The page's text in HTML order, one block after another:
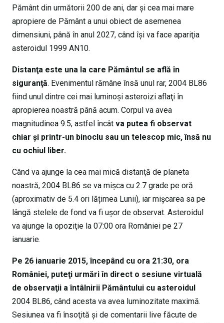
Pământ din următorii 200 de ani, dar și cea mai mare
apropiere de Pământ a unui obiect de asemenea
dimensiuni, până în anul 2027, când îşi va face apariţia
asteroidul 1999 AN10.
Distanţa este una la care Pământul se află în
siguranţă. Evenimentul rămâne însă unul rar, 2004 BL86
fiind unul dintre cei mai luminoşi asteroizi aflaţi în
apropierea noastră până acum. Corpul va avea
magnitudinea 9.5, astfel încât va putea fi observat
chiar şi printr-un binoclu sau un telescop mic, însă nu
cu ochiul liber.
Când va ajunge la cea mai mică distanţă de planeta
noastră, 2004 BL86 se va mişca cu 2.7 grade pe oră
(aproximativ de 5.4 ori lățimea Lunii), iar mişcarea sa pe
lângă stelele de fond va fi uşor de observat. Asteroidul
va ajunge la opoziţie la 07:00 ora României pe 27
ianuarie.
Pe 26 ianuarie 2015, începând cu ora 21:30, ora
României, puteţi urmări în direct o sesiune virtuală
de observaţii a întâlnirii Pământului cu asteroidul
2004 BL86, când acesta va avea luminozitate maximă.
Sesiunea va fi însoţită şi de comentarii live făcute de